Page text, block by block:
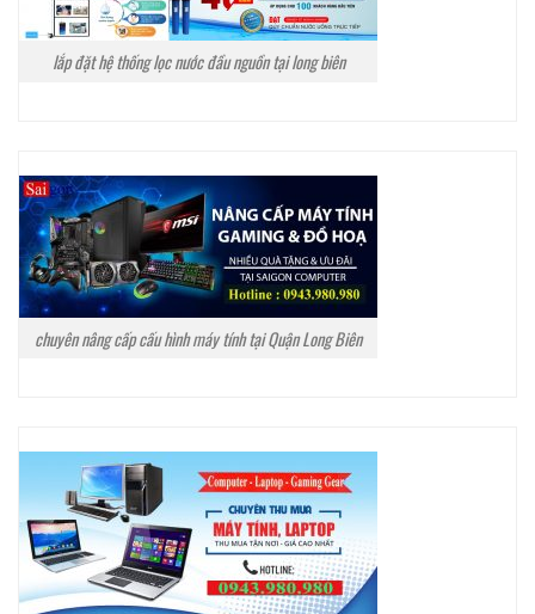
lắp đặt hệ thống lọc nước đầu nguồn tại long biên
chuyên nâng cấp cấu hình máy tính tại Quận Long Biên